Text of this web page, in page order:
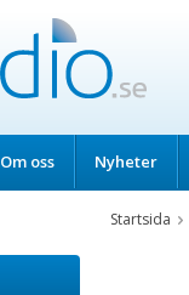
Om oss Nyheter
Startsida